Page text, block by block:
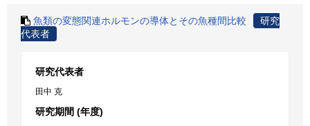
魚類の変態関連ホルモンの導体とその魚種間比較
研究
代表者
研究代表者
田中 克
研究期間 (年度)